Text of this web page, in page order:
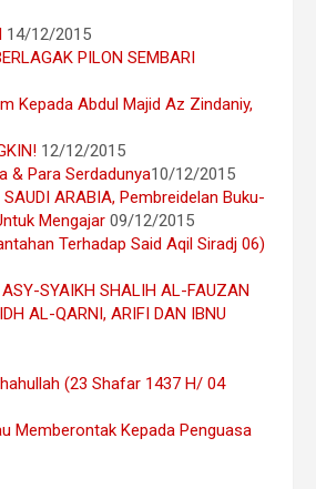
14/12/2015
PILON SEMBARI
Kepada Abdul Majid Az Zindaniy,
12/12/2015
& Para Serdadunya10/12/2015
SAUDI ARABIA, Pembreidelan Buku-
Mengajar 09/12/2015
Terhadap Said Aqil Siradj 06)
SYAIKH SHALIH AL-FAUZAN
AL-QARNI, ARIFI DAN IBNU
(23 Shafar 1437 H/ 04
Memberontak Kepada Penguasa